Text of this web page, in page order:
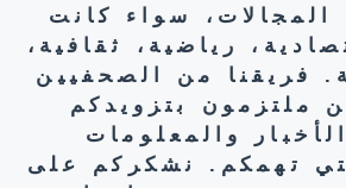
سواء كانت
رياضية، ثقافية،
فريقنا من الصحفيين
ملتزمون بتزويدكم
والمعلومات
تهمكم. نشكركم على